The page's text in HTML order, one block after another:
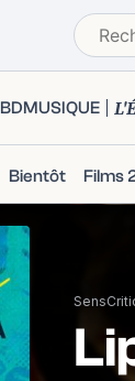
BDMUSIQUE
Bientôt Films